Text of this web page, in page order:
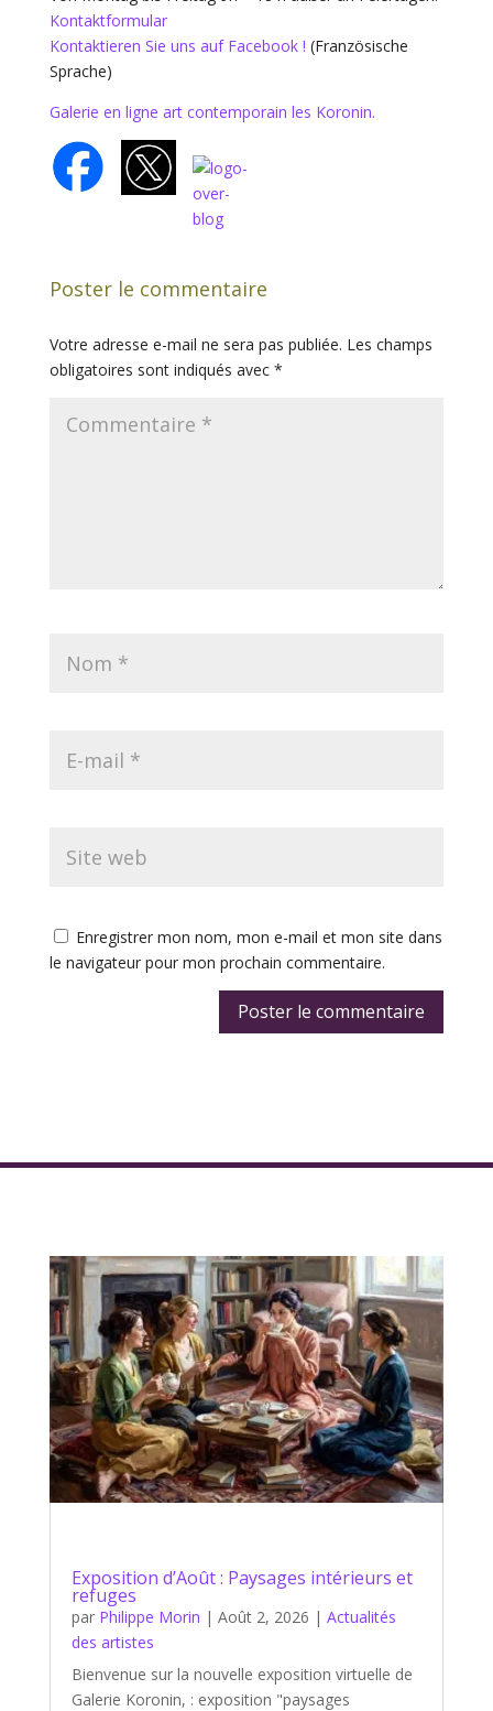
Kontaktformular
Kontaktieren Sie uns auf Facebook ! (Französische
Sprache)
Galerie en ligne art contemporain les Koronin.
Poster le commentaire
Votre adresse e-mail ne sera pas publiée. Les champs
obligatoires sont indiqués avec *
Enregistrer mon nom, mon e-mail et mon site dans
le navigateur pour mon prochain commentaire.
Exposition d’Août : Paysages intérieurs et
refuges
par Philippe Morin | Août 2, 2026 | Actualités
des artistes
Bienvenue sur la nouvelle exposition virtuelle de
Galerie Koronin, : exposition "paysages